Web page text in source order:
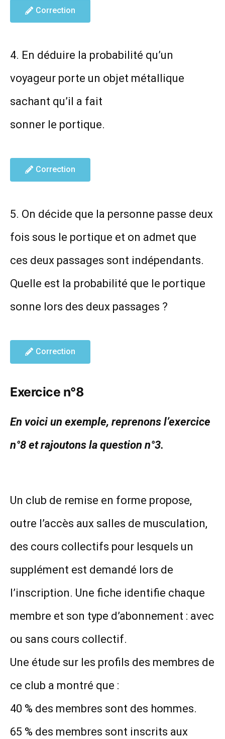
Correction
4. En déduire la probabilité qu’un
voyageur porte un objet métallique
sachant qu’il a fait
sonner le portique.
Correction
5. On décide que la personne passe deux
fois sous le portique et on admet que
ces deux passages sont indépendants.
Quelle est la probabilité que le portique
sonne lors des deux passages ?
Correction
Exercice n°8
En voici un exemple, reprenons l’exercice
n°8 et rajoutons la question n°3.
Un club de remise en forme propose,
outre l’accès aux salles de musculation,
des cours collectifs pour lesquels un
supplément est demandé lors de
l’inscription. Une fiche identifie chaque
membre et son type d’abonnement : avec
ou sans cours collectif.
Une étude sur les profils des membres de
ce club a montré que :
40 % des membres sont des hommes.
65 % des membres sont inscrits aux